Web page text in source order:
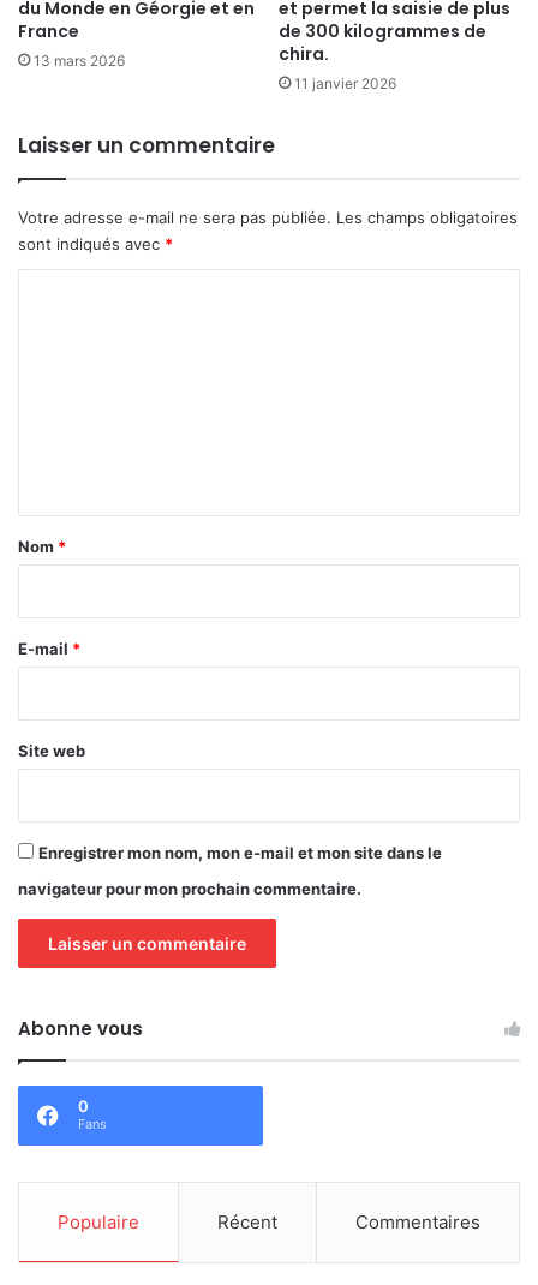
du Monde en Géorgie et en
France
13 mars 2026
et permet la saisie de plus
de 300 kilogrammes de
chira.
11 janvier 2026
Laisser un commentaire
Votre adresse e-mail ne sera pas publiée. Les champs obligatoires
sont indiqués avec *
a
e
Nom *
E-mail *
Site web
Enregistrer mon nom, mon e-mail et mon site dans le
navigateur pour mon prochain commentaire.
Abonne vous
0
Fans
Populaire Récent Commentaires